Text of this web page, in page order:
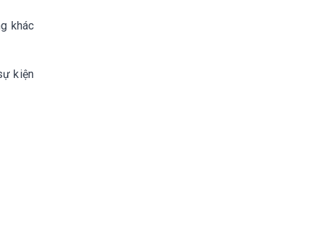
khác
kiện